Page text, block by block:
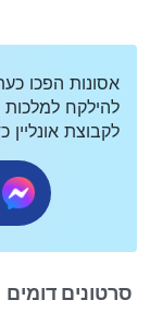
אסונות הפכו
להילקח למלכות
לקבוצת
סרטונים דומים